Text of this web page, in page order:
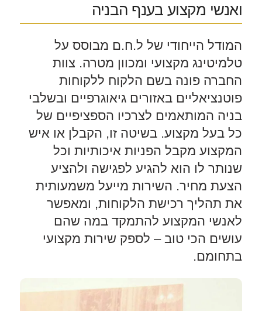
ואנשי מקצוע בענף הבניה
המודל הייחודי של ל.ח.ם מבוסס על
טלמיטינג מקצועי ומכוון מטרה. צוות
החברה פונה בשם הלקוח ללקוחות
פוטנציאליים באזורים גיאוגרפיים ובשלבי
בניה המותאמים לצרכיו הספציפיים של
כל בעל מקצוע. בשיטה זו, הקבלן או איש
המקצוע מקבל הפניות איכותיות וכל
שנותר לו הוא להגיע לפגישה ולהציע
הצעת מחיר. השירות מייעל משמעותית
את תהליך רכישת הלקוחות, ומאפשר
לאנשי המקצוע להתמקד במה שהם
עושים הכי טוב – לספק שירות מקצועי
בתחומם.